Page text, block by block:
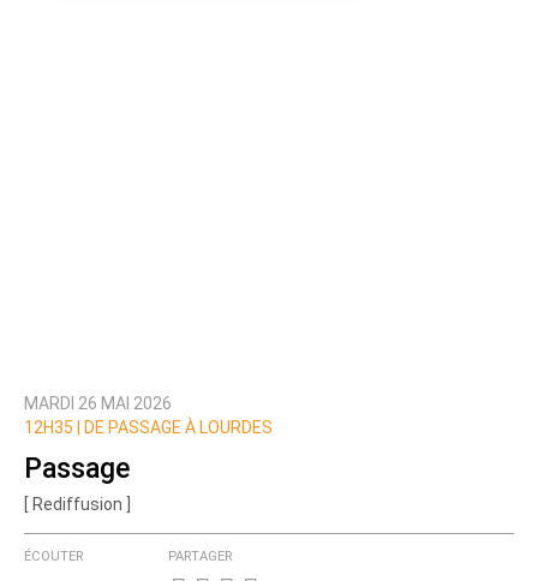
MARDI 26 MAI 2026
12H35 |
DE PASSAGE À LOURDES
Passage
[ Rediffusion ]
ÉCOUTER PARTAGER